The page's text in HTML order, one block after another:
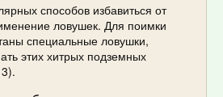
способов избавиться от
ловушек. Для поимки
специальные ловушки,
этих хитрых подземных